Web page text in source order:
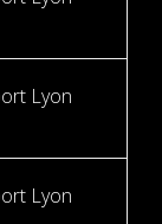
Lyon
Lyon